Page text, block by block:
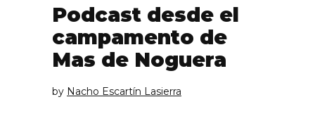
Podcast desde el
campamento de
Mas de Noguera
by Nacho Escartín Lasierra